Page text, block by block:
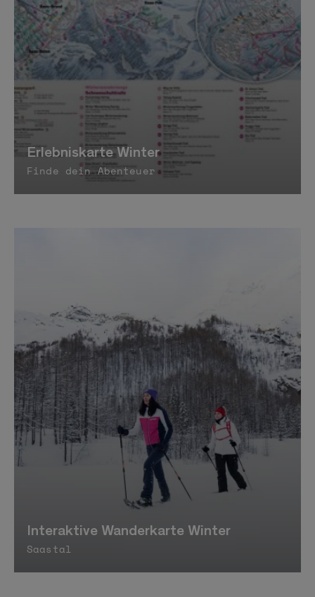
Erlebniskarte Winter
Finde dein Abenteuer
Interaktive Wanderkarte Winter
Saastal